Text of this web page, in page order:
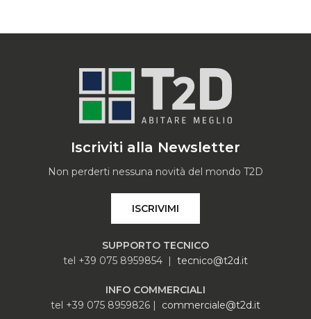
Iscriviti alla Newsletter
Non perderti nessuna novità del mondo T2D
ISCRIVIMI
SUPPORTO TECNICO
tel +39 075 8959854 | tecnico@t2d.it
INFO COMMERCIALI
tel +39 075 8959826 | commerciale@t2d.it